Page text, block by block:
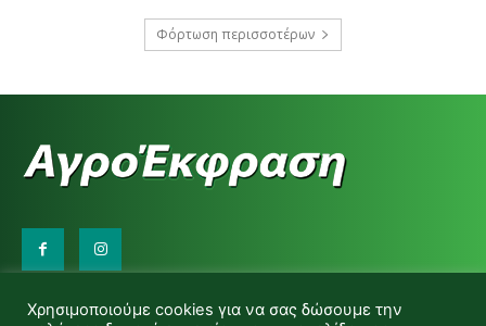
Φόρτωση περισσοτέρων
d.makas@yahoo.gr
Χρησιμοποιούμε cookies για να σας δώσουμε την